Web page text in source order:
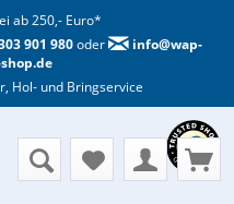
ab 250,- Euro*
901 980oder
info@wap-
Hol- und Bringservice